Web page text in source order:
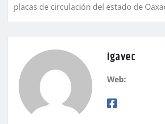
placas de circulación del estado de
igavec
Web: